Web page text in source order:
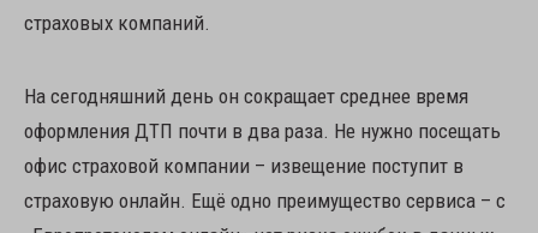
страховых компаний.
На сегодняшний день он сокращает среднее время
оформления ДТП почти в два раза. Не нужно посещать
офис страховой компании – извещение поступит в
страховую онлайн. Ещё одно преимущество сервиса – с